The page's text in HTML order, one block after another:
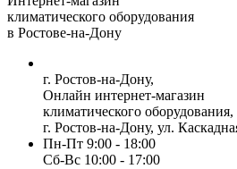
климатического оборудования
в Ростове-на-Дону
г. Ростов-на-Дону,
Онлайн интернет-магазин
климатического оборудования,
г. Ростов-на-Дону, ул.
Пн-Пт 9:00 - 18:00
Сб-Вс 10:00 - 17:00